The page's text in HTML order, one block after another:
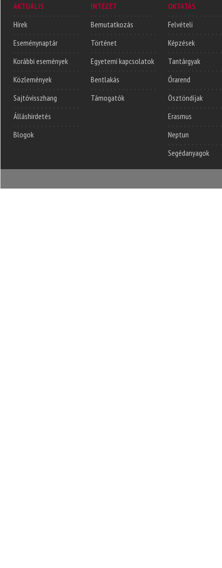
AKTUÁLIS
Hírek
Eseménynaptár
Korábbi események
Közlemények
Sajtóvisszhang
Álláshirdetés
Blogok
INTÉZET
Bemutatkozás
Történet
Egyetemi kapcsolatok
Bentlakás
Támogatók
OKTATÁS
Felvételi
Képzések
Tantárgyak
Órarend
Ösztöndíjak
Erasmus
Neptun
Segédanyagok